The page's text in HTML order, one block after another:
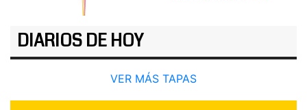
DIARIOS DE HOY
VER MÁS TAPAS